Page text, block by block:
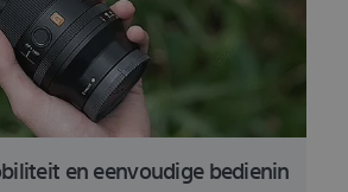
en eenvoudige bedienin